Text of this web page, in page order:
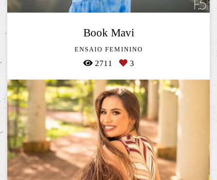
Book Mavi
ENSAIO FEMININO
2711 3